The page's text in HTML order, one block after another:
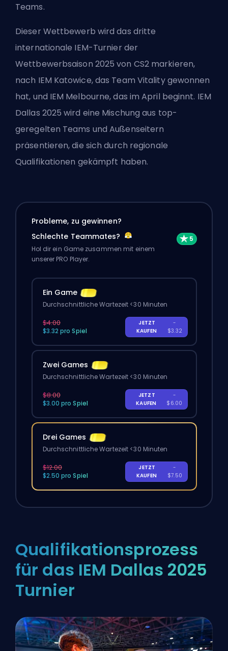
Teams.
Dieser Wettbewerb wird das dritte
internationale IEM-Turnier der
Wettbewerbsaison 2025 von CS2 markieren,
nach IEM Katowice, das Team Vitality gewonnen
hat, und IEM Melbourne, das im April beginnt. IEM
Dallas 2025 wird eine Mischung aus top-
geregelten Teams und Außenseitern
präsentieren, die sich durch regionale
Qualifikationen gekämpft haben.
Probleme, zu gewinnen?
Schlechte Teammates?
Hol dir ein Game zusammen mit einem
unserer PRO Player.
Ein Game
Durchschnittliche Wartezeit <30 Minuten
$4.00
$3.32 pro Spiel
JETZT
KAUFEN
-
$3.32
Zwei Games
Durchschnittliche Wartezeit <30 Minuten
$8.00
$3.00 pro Spiel
JETZT
KAUFEN
-
$6.00
Drei Games
Durchschnittliche Wartezeit <30 Minuten
$12.00
$2.50 pro Spiel
JETZT
KAUFEN
-
$7.50
Qualifikationsprozess
für das IEM Dallas 2025
Turnier